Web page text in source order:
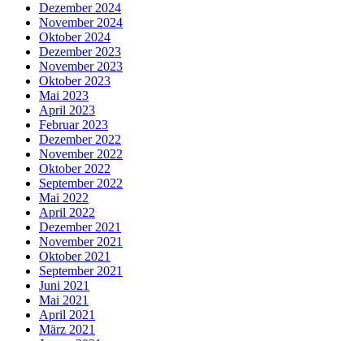
Dezember 2024
November 2024
Oktober 2024
Dezember 2023
November 2023
Oktober 2023
Mai 2023
April 2023
Februar 2023
Dezember 2022
November 2022
Oktober 2022
September 2022
Mai 2022
April 2022
Dezember 2021
November 2021
Oktober 2021
September 2021
Juni 2021
Mai 2021
April 2021
März 2021